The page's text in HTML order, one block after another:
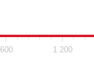
600 1 200